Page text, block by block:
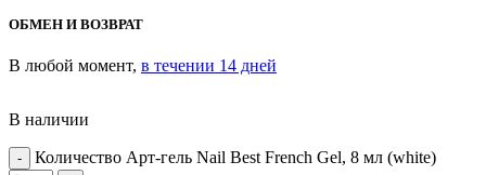
ОБМЕН И ВОЗВРАТ
В любой момент, в течении 14 дней
В наличии
Количество Арт-гель Nail Best French Gel, 8 мл (white)